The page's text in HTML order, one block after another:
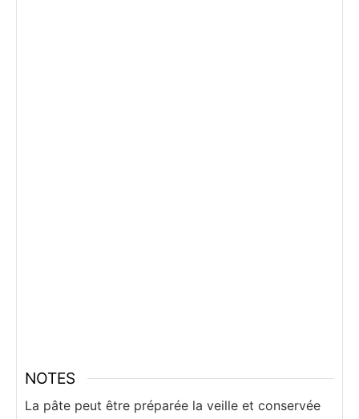
NOTES
La pâte peut être préparée la veille et conservée